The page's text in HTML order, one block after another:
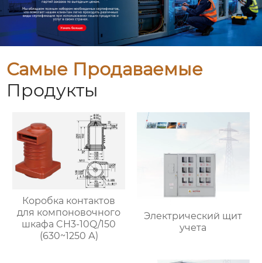
Самые Продаваемые
Продукты
Коробка контактов
для компоновочного
шкафа CH3-10Q/150
(630~1250 А)
Электрический щит
учета